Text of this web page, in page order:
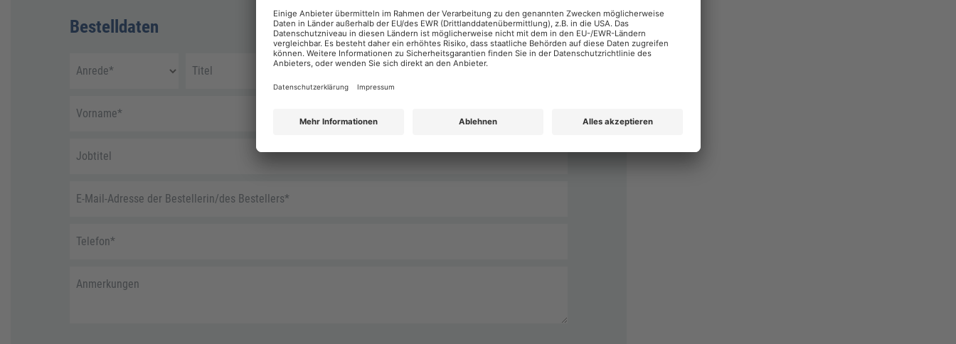
Bestelldaten
Anrede* Titel
Vorname*
Jobtitel
E-Mail-Adresse der Bestellerin/des Bestellers*
Telefon*
Anmerkungen